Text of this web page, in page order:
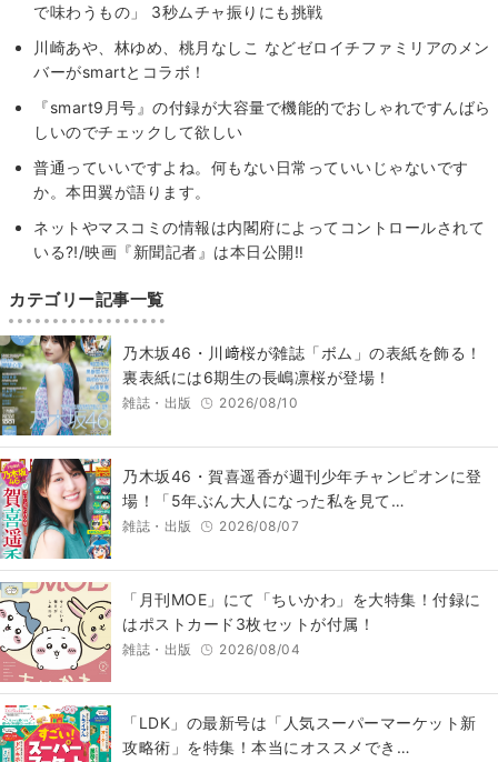
で味わうもの」 3秒ムチャ振りにも挑戦
川崎あや、林ゆめ、桃月なしこ などゼロイチファミリアのメン
バーがsmartとコラボ！
『smart9月号』の付録が大容量で機能的でおしゃれですんばら
しいのでチェックして欲しい
普通っていいですよね。何もない日常っていいじゃないです
か。本田翼が語ります。
ネットやマスコミの情報は内閣府によってコントロールされて
いる⁈/映画『新聞記者』は本日公開‼
カテゴリー記事一覧
乃木坂46・川﨑桜が雑誌「ボム」の表紙を飾る！
裏表紙には6期生の長嶋凛桜が登場！
雑誌・出版 2026/08/10
乃木坂46・賀喜遥香が週刊少年チャンピオンに登
場！「5年ぶん大人になった私を見て…
雑誌・出版 2026/08/07
「月刊MOE」にて「ちいかわ」を大特集！付録に
はポストカード3枚セットが付属！
雑誌・出版 2026/08/04
「LDK」の最新号は「人気スーパーマーケット新
攻略術」を特集！本当にオススメでき…